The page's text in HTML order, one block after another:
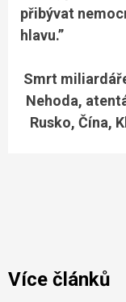
přibývat
hlavu.”
Smrt
Nehoda,
Rusko, Čína,
Více článků